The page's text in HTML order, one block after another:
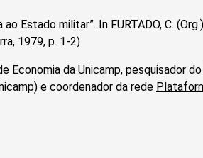
Estado militar”. In FURTADO, C.
1979, p. 1-2)
Economia da Unicamp, pesquisador
e coordenador da rede